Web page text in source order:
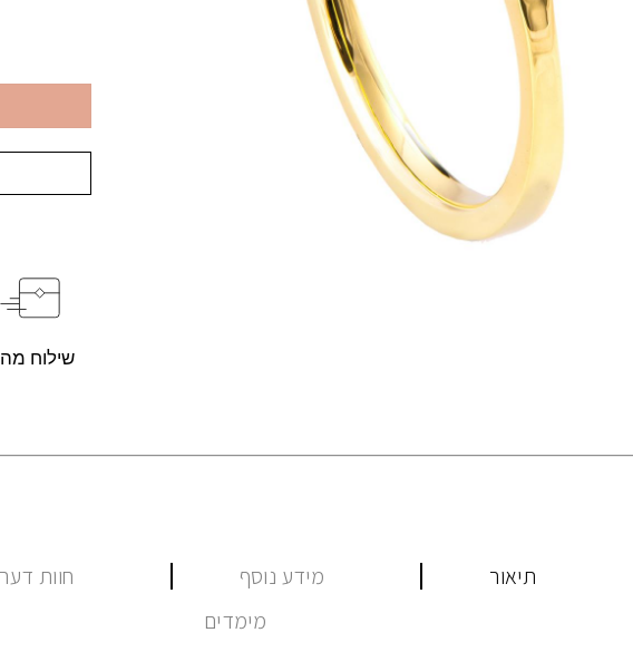
שילוח
תיאור מידע נוסף
חוות דעת
מימדים